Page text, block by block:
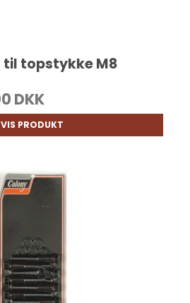
topstykke M8
DKK
VIS PRODUKT